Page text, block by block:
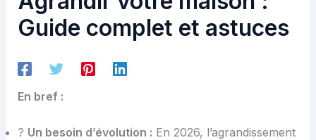
Guide complet et astuces
En bref :
? Un besoin d’évolution : En 2026, l’agrandissement